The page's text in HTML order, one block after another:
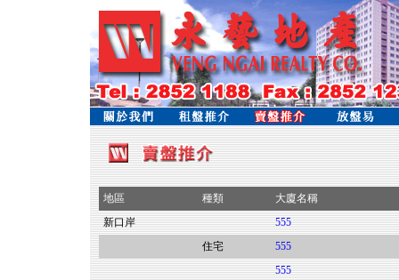
地區 種類
大廈名稱
新口岸
555
住宅
555
555